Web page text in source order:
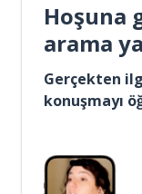
Hoşuna
arama
Gerçekten
konuşmayı